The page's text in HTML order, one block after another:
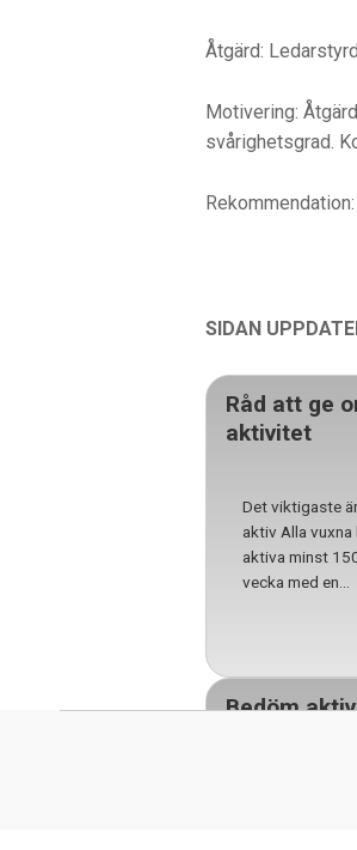
Åtgärd:
Motivering:
svårighetsgrad.
Rekommendation:
SIDAN
Råd att ge
aktivitet
Det viktigaste
aktiv Alla
aktiva minst
vecka med en...
Bedöm